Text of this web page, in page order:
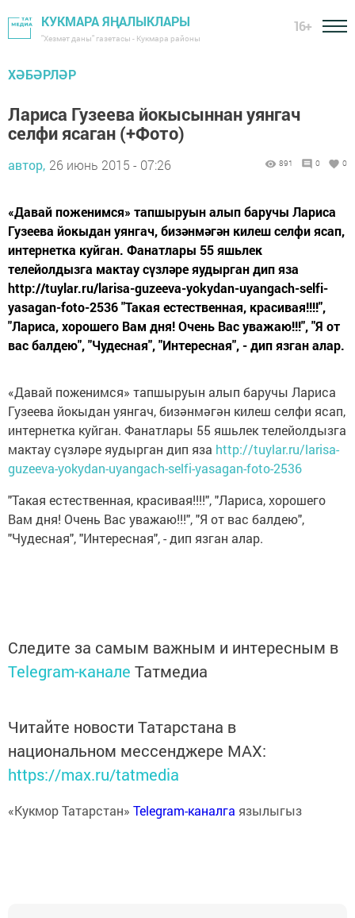
КУКМАРА ЯҢАЛЫКЛАРЫ
"Хезмәт даны" газетасы - Кукмара районы
16+
ХӘБӘРЛӘР
Лариса Гузеева йокысыннан уянгач
селфи ясаган (+Фото)
автор, 26 июнь 2015 - 07:26 891 0 0
«Давай поженимся» тапшыруын алып баручы Лариса
Гузеева йокыдан уянгач, бизәнмәгән килеш селфи ясап,
интернетка куйган. Фанатлары 55 яшьлек
телейолдызга мактау сүзләре яудырган дип яза
http://tuylar.ru/larisa-guzeeva-yokydan-uyangach-selfi-
yasagan-foto-2536 "Такая естественная, красивая!!!!",
"Лариса, хорошего Вам дня! Очень Вас уважаю!!!", "Я от
вас балдею", "Чудесная", "Интересная", - дип язган алар.
«Давай поженимся» тапшыруын алып баручы Лариса
Гузеева йокыдан уянгач, бизәнмәгән килеш селфи ясап,
интернетка куйган. Фанатлары 55 яшьлек телейолдызга
мактау сүзләре яудырган дип яза http://tuylar.ru/larisa-
guzeeva-yokydan-uyangach-selfi-yasagan-foto-2536
"Такая естественная, красивая!!!!", "Лариса, хорошего
Вам дня! Очень Вас уважаю!!!", "Я от вас балдею",
"Чудесная", "Интересная", - дип язган алар.
Следите за самым важным и интересным в
Telegram-канале Татмедиа
Читайте новости Татарстана в
национальном мессенджере MАХ:
https://max.ru/tatmedia
«Кукмор Татарстан» Telegram-каналга язылыгыз